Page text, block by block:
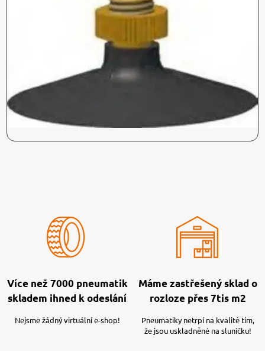
Více než 7000 pneumatik
skladem ihned k odeslání
Nejsme žádný virtuální e-shop!
Máme zastřešený sklad o
rozloze přes 7tis m2
Pneumatiky netrpí na kvalitě tím,
že jsou uskladněné na sluníčku!